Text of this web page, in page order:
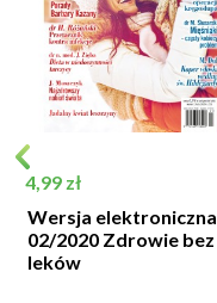
Cena
4,99 zł
Wersja elektroniczna
02/2020 Zdrowie bez
leków